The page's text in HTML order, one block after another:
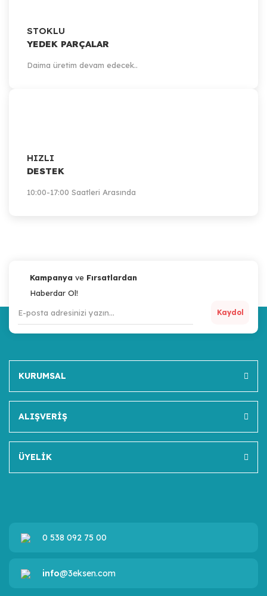
STOKLU
YEDEK PARÇALAR
Daima üretim devam edecek..
HIZLI
DESTEK
10:00-17:00 Saatleri Arasında
Kampanya ve Fırsatlardan
Haberdar Ol!
Kaydol
KURUMSAL
ALIŞVERİŞ
ÜYELİK
0 538 092 75 00
info@3eksen.com